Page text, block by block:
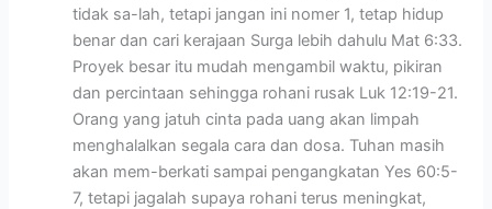
tidak sa-lah, tetapi jangan ini nomer 1, tetap hidup
benar dan cari kerajaan Surga lebih dahulu Mat 6:33.
Proyek besar itu mudah mengambil waktu, pikiran
dan percintaan sehingga rohani rusak Luk 12:19-21.
Orang yang jatuh cinta pada uang akan limpah
menghalalkan segala cara dan dosa. Tuhan masih
akan mem-berkati sampai pengangkatan Yes 60:5-
7, tetapi jagalah supaya rohani terus meningkat,